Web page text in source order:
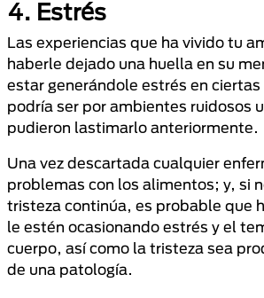
4. Estrés
Las experiencias que ha vivido tu
haberle dejado una huella en su
estar generándole estrés en
podría ser por ambientes ruidosos
pudieron lastimarlo anteriormente.
Una vez descartada cualquier
problemas con los alimentos; y, si
tristeza continúa, es probable que
le estén ocasionando estrés y el
cuerpo, así como la tristeza sea
de una patología.